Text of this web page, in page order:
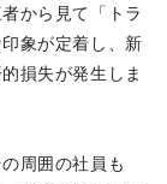
から見て「トラ
象が定着し、新
損失が発生しま
周囲の社員も